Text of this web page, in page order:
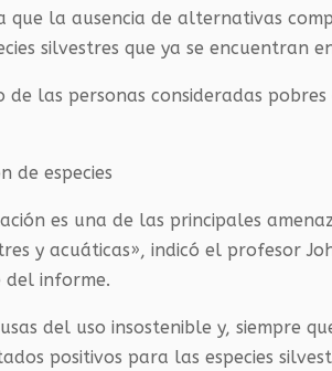
que la ausencia de alternativas
silvestres que ya se encuentran
de las personas consideradas
de especies
es una de las principales
y acuáticas», indicó el profesor
informe.
del uso insostenible y, siempre
positivos para las especies